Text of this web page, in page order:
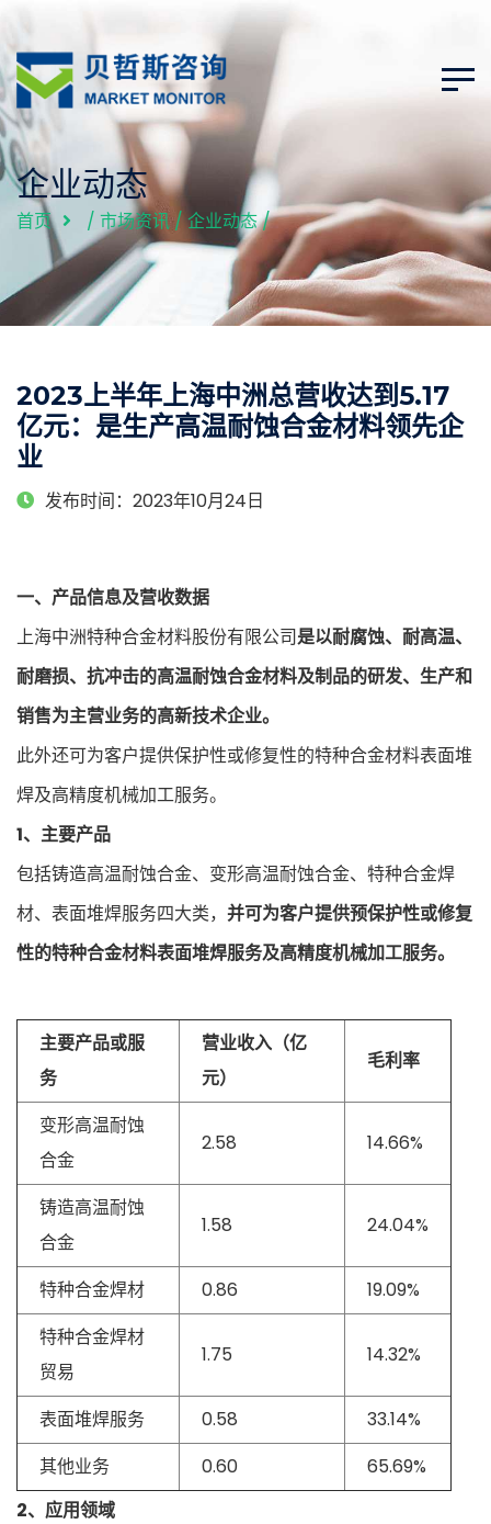
企业动态
首页 / 市场资讯/企业动态/
2023上半年上海中洲总营收达到5.17
亿元：是生产高温耐蚀合金材料领先企
业
发布时间：2023年10月24日
一、产品信息及营收数据
上海中洲特种合金材料股份有限公司是以耐腐蚀、耐高温、
耐磨损、抗冲击的高温耐蚀合金材料及制品的研发、生产和
销售为主营业务的高新技术企业。
此外还可为客户提供保护性或修复性的特种合金材料表面堆
焊及高精度机械加工服务。
1、主要产品
包括铸造高温耐蚀合金、变形高温耐蚀合金、特种合金焊
材、表面堆焊服务四大类， 并可为客户提供预保护性或修复
性的特种合金材料表面堆焊服务及高精度机械加工服务。
主要产品或服
务
营业收入（亿
元）
毛利率
变形高温耐蚀
合金
2.58 14.66%
铸造高温耐蚀
合金
1.58 24.04%
特种合金焊材 0.86
19.09%
特种合金焊材
贸易
1.75 14.32%
表面堆焊服务 0.58
33.14%
其他业务
0.60
65.69%
2、应用领域